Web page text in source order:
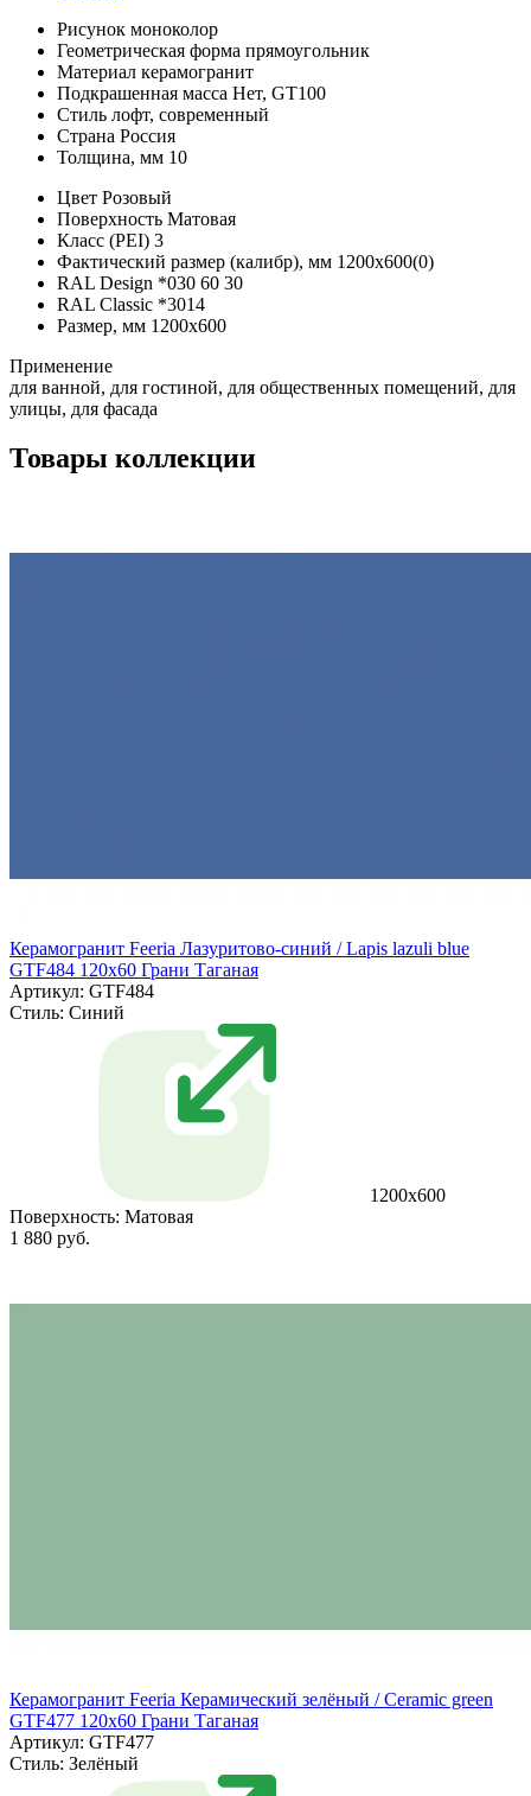
Рисунок моноколор
Геометрическая форма прямоугольник
Материал керамогранит
Подкрашенная масса Нет, GT100
Стиль лофт, современный
Страна Россия
Толщина, мм 10
Цвет Розовый
Поверхность Матовая
Класс (PEI) 3
Фактический размер (калибр), мм 1200х600(0)
RAL Design *030 60 30
RAL Classic *3014
Размер, мм 1200х600
Применение
для ванной, для гостиной, для общественных помещений, для
улицы, для фасада
Товары коллекции
Керамогранит Feeria Лазуритово-синий / Lapis lazuli blue
GTF484 120х60 Грани Таганая
Артикул: GTF484
Стиль: Синий
1200х600
Поверхность: Матовая
1 880 руб.
Керамогранит Feeria Керамический зелёный / Ceramic green
GTF477 120х60 Грани Таганая
Артикул: GTF477
Стиль: Зелёный